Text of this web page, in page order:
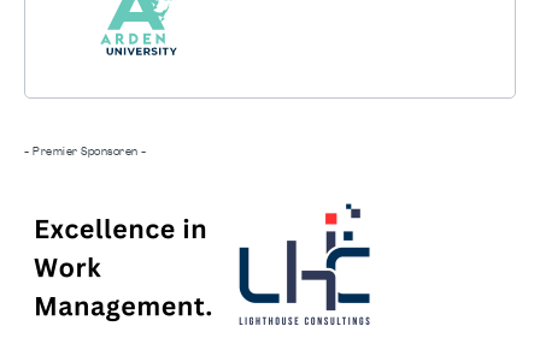
- Premier Sponsoren -